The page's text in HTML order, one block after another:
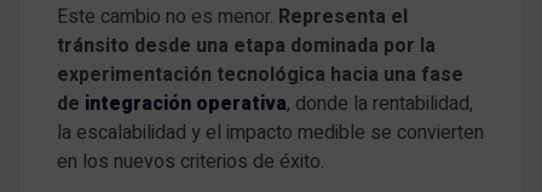
Este cambio no es menor. Representa el
tránsito desde una etapa dominada por la
experimentación tecnológica hacia una fase
de integración operativa, donde la rentabilidad,
la escalabilidad y el impacto medible se convierten
en los nuevos criterios de éxito.